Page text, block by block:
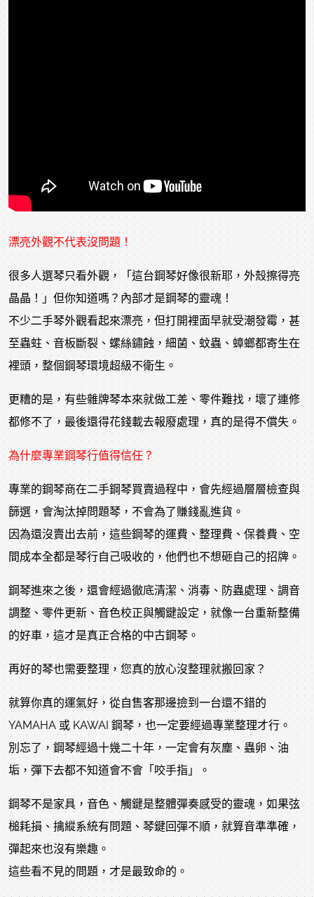
漂亮外觀不代表沒問題！
很多人選琴只看外觀，「這台鋼琴好像很新耶，外殼擦得亮
晶晶！」但你知道嗎？內部才是鋼琴的靈魂！
不少二手琴外觀看起來漂亮，但打開裡面早就受潮發霉，甚
至蟲蛀、音板斷裂、螺絲鏽蝕，細菌、蚊蟲、蟑螂都寄生在
裡頭，整個鋼琴環境超級不衛生。
更糟的是，有些雜牌琴本來就做工差、零件難找，壞了連修
都修不了，最後還得花錢載去報廢處理，真的是得不償失。
為什麼專業鋼琴行值得信任？
專業的鋼琴商在二手鋼琴買賣過程中，會先經過層層檢查與
篩選，會淘汰掉問題琴，不會為了賺錢亂進貨。
因為還沒賣出去前，這些鋼琴的運費、整理費、保養費、空
間成本全都是琴行自己吸收的，他們也不想砸自己的招牌。
鋼琴進來之後，還會經過徹底清潔、消毒、防蟲處理、調音
調整、零件更新、音色校正與觸鍵設定，就像一台重新整備
的好車，這才是真正合格的中古鋼琴。
再好的琴也需要整理，您真的放心沒整理就搬回家？
就算你真的運氣好，從自售客那邊撿到一台還不錯的
YAMAHA 或 KAWAI 鋼琴，也一定要經過專業整理才行。
別忘了，鋼琴經過十幾二十年，一定會有灰塵、蟲卵、油
垢，彈下去都不知道會不會「咬手指」。
鋼琴不是家具，音色、觸鍵是整體彈奏感受的靈魂，如果弦
槌耗損、擒縱系統有問題、琴鍵回彈不順，就算音準準確，
彈起來也沒有樂趣。
這些看不見的問題，才是最致命的。